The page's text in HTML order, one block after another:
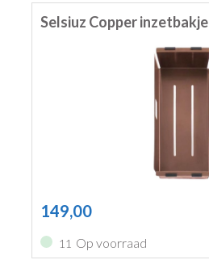
Selsiuz Copper inzetbakje
149,00
11 Op voorraad